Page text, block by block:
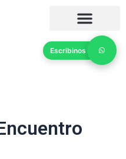
Escribinos